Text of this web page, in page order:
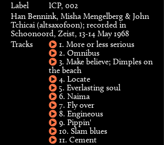
Label
ICP, 002
Han Bennink, Misha Mengelberg & John
Tchicai (altsaxofoon); recorded in
Schoonoord, Zeist, 13-14 May 1968
Tracks
1. More or less serious
2. Omnibus
3. Make believe; Dimples on
the beach
4. Locate
5. Everlasting soul
6. Naima
7. Fly over
8. Engineous
9. Pippin'
10. Slam blues
11. Cement